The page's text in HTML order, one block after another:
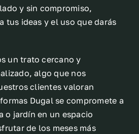
y sin compromiso,
tus ideas y el uso que darás
un trato cercano y
algo que nos
clientes valoran
Dugal se compromete a
o jardín en un espacio
de los meses más